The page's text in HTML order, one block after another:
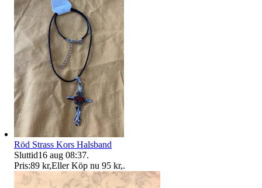
Röd Strass Kors Halsband
Sluttid16 aug 08:37.
Pris:89 kr,Eller Köp nu 95 kr,.